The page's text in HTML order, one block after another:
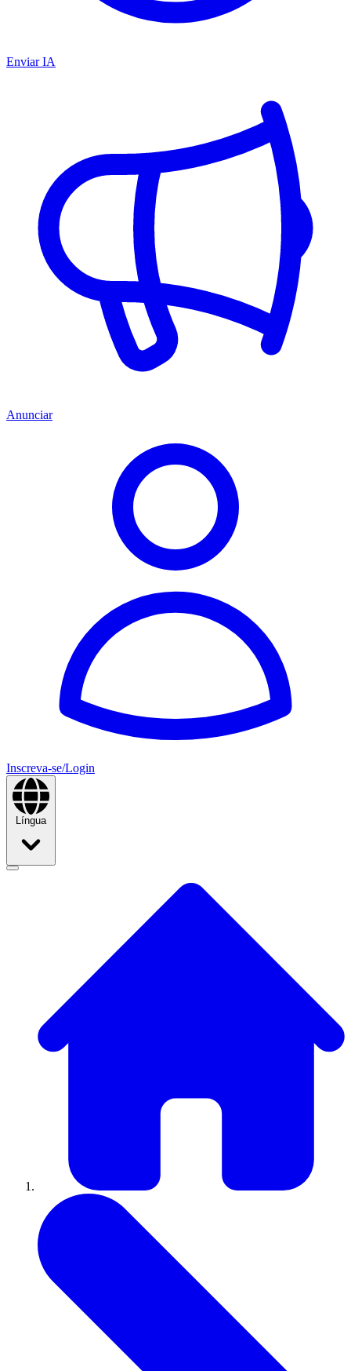
Enviar IA
Anunciar
Inscreva-se/Login
Língua